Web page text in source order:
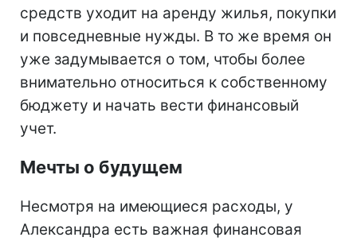
средств уходит на аренду жилья, покупки
и повседневные нужды. В то же время он
уже задумывается о том, чтобы более
внимательно относиться к собственному
бюджету и начать вести финансовый
учет.
Мечты о будущем
Несмотря на имеющиеся расходы, у
Александра есть важная финансовая